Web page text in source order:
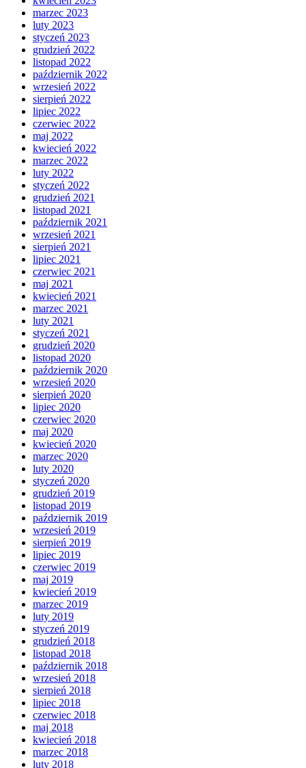
marzec 2023
luty 2023
styczeń 2023
grudzień 2022
listopad 2022
październik 2022
wrzesień 2022
sierpień 2022
lipiec 2022
czerwiec 2022
maj 2022
kwiecień 2022
marzec 2022
luty 2022
styczeń 2022
grudzień 2021
listopad 2021
październik 2021
wrzesień 2021
sierpień 2021
lipiec 2021
czerwiec 2021
maj 2021
kwiecień 2021
marzec 2021
luty 2021
styczeń 2021
grudzień 2020
listopad 2020
październik 2020
wrzesień 2020
sierpień 2020
lipiec 2020
czerwiec 2020
maj 2020
kwiecień 2020
marzec 2020
luty 2020
styczeń 2020
grudzień 2019
listopad 2019
październik 2019
wrzesień 2019
sierpień 2019
lipiec 2019
czerwiec 2019
maj 2019
kwiecień 2019
marzec 2019
luty 2019
styczeń 2019
grudzień 2018
listopad 2018
październik 2018
wrzesień 2018
sierpień 2018
lipiec 2018
czerwiec 2018
maj 2018
kwiecień 2018
marzec 2018
luty 2018